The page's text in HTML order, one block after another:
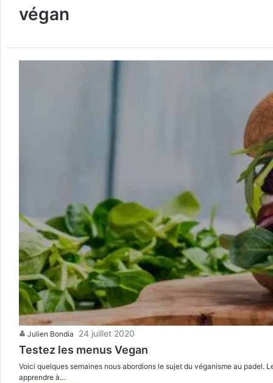
végan
Julien Bondia 24 juillet 2020
Testez les menus Vegan
Voici quelques semaines nous abordions le sujet du véganisme au padel.
apprendre à…